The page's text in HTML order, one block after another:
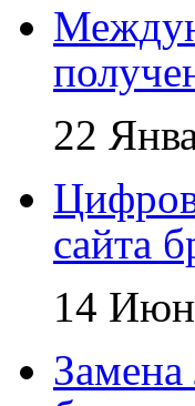
22
сайта
14
Замена